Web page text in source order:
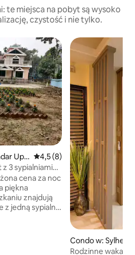
te miejsca na pobyt są wysoko
czystość i nie tylko.
Upa
Średnia ocena: 4,5 na 5,
4,5 (8)
3 sypialniami
cena za noc
piękna
z jedną sypialnią
Condo w: Sylhet
Rodzinne